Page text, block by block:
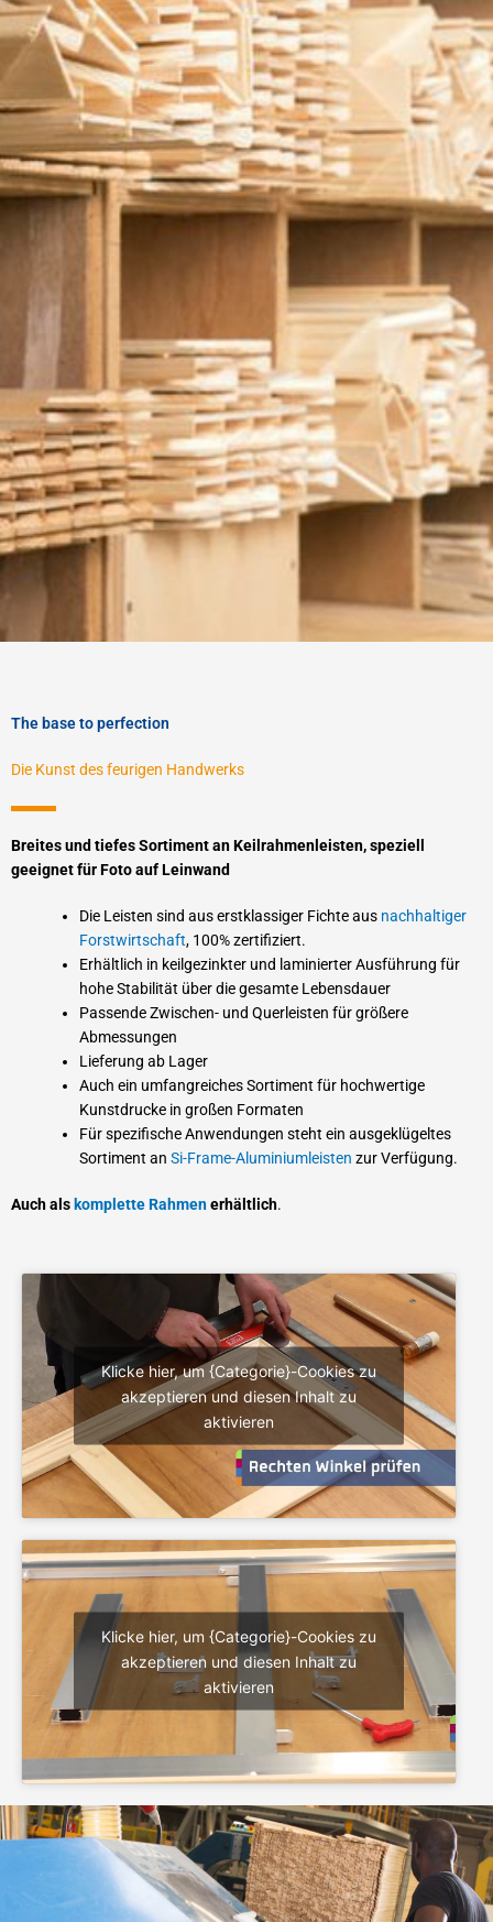
The base to perfection
Die Kunst des feurigen Handwerks
Breites und tiefes Sortiment an Keilrahmenleisten, speziell
geeignet für Foto auf Leinwand
Die Leisten sind aus erstklassiger Fichte aus nachhaltiger
Forstwirtschaft, 100% zertifiziert.
Erhältlich in keilgezinkter und laminierter Ausführung für
hohe Stabilität über die gesamte Lebensdauer
Passende Zwischen- und Querleisten für größere
Abmessungen
Lieferung ab Lager
Auch ein umfangreiches Sortiment für hochwertige
Kunstdrucke in großen Formaten
Für spezifische Anwendungen steht ein ausgeklügeltes
Sortiment an Si-Frame-Aluminiumleisten zur Verfügung.
Auch als komplette Rahmenerhältlich.
Klicke hier, um {Categorie}-Cookies zu
akzeptieren und diesen Inhalt zu
aktivieren
Klicke hier, um {Categorie}-Cookies zu
akzeptieren und diesen Inhalt zu
aktivieren